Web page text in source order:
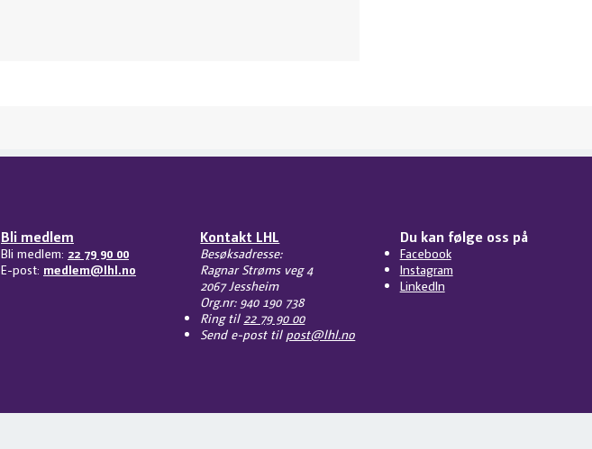
Bli medlem
Bli medlem: 22 79 90 00
E-post: medlem@lhl.no
Kontakt LHL
Besøksadresse:
Ragnar Strøms veg 4
2067 Jessheim
Org.nr: 940 190 738
Ring til 22 79 90 00
Send e-post til post@lhl.no
Du kan følge oss på
Facebook
Instagram
LinkedIn